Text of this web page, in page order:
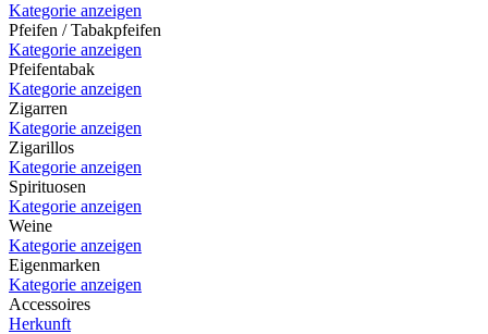
Kategorie anzeigen
Pfeifen / Tabakpfeifen
Kategorie anzeigen
Pfeifentabak
Kategorie anzeigen
Zigarren
Kategorie anzeigen
Zigarillos
Kategorie anzeigen
Spirituosen
Kategorie anzeigen
Weine
Kategorie anzeigen
Eigenmarken
Kategorie anzeigen
Accessoires
Herkunft